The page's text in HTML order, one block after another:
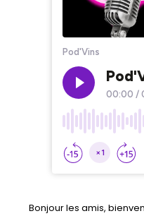
Bonjour les amis,